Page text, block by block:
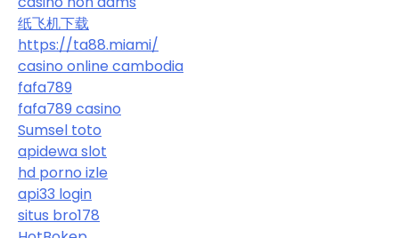
纸飞机下载
https://ta88.miami/
casino online cambodia
fafa789
fafa789 casino
Sumsel toto
apidewa slot
hd porno izle
api33 login
situs bro178